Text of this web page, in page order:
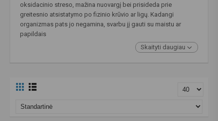
oksidacinio streso, mažina nuovargį bei prisideda prie
greitesnio atsistatymo po fizinio krūvio ar ligų. Kadangi
organizmas pats jo negamina, svarbu jį gauti su maistu ar
papildais
Skaityti daugiau